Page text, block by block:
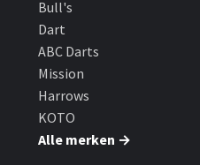
Bull's
Dart
ABC Darts
Mission
Harrows
KOTO
Alle merken →